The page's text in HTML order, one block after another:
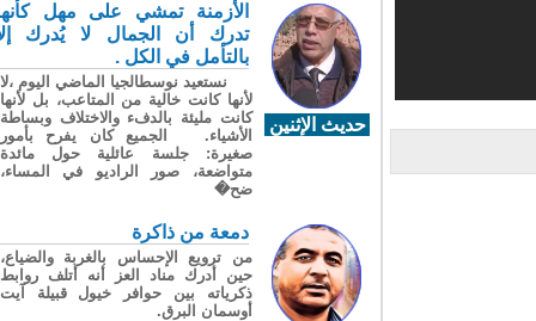
حديث الإثنين
الأزمنة تمشي على مهل كأنها
تدرك أن الجمال لا يُدرك إلا
بالتأمل في الكل .
نستعيد نوسطالجيا الماضي اليوم ،لا
لأنها كانت خالية من المتاعب، بل لأنها
كانت مليئة بالدفء والاختلاف وبساطة
الأشياء. الجميع كان يفرح بأمور
صغيرة: جلسة عائلية حول مائدة
متواضعة، صور الراديو في المساء،
ضح�
دمعة من ذاكرة
من ترويع الإحساس بالغربة والضياع،
حين أدرك مناد العز أنه أتلف روابط
ذكرياته بين حوافر خيول قبيلة آيت
أوسمان البرق.